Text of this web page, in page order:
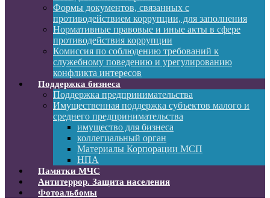
Формы документов, связанных с
противодействием коррупции, для заполнения
Нормативные правовые и иные акты в сфере
противодействия коррупции
Комиссия по соблюдению требований к
служебному поведению и урегулированию
конфликта интересов
Поддержка бизнеса
Поддержка предпринимательства
Имущественная поддержка субъектов малого и
среднего предпринимательства
имущество для бизнеса
коллегиальный орган
Материалы Корпорации МСП
НПА
Памятки МЧС
Антитеррор. Защита населения
Фотоальбомы